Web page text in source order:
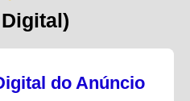
do Anúncio